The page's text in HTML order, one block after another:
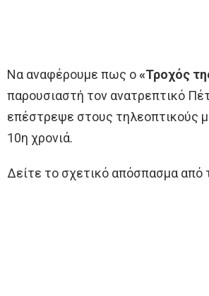
Να αναφέρουμε πως ο«Τροχός
παρουσιαστή τον ανατρεπτικό
επέστρεψε στους τηλεοπτικούς
10η χρονιά.
Δείτε το σχετικό απόσπασμα από